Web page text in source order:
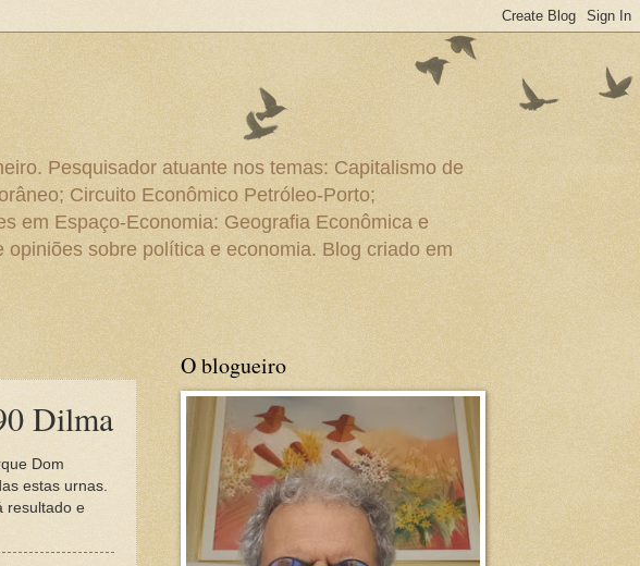
Pesquisador atuante nos temas: Capitalismo de
Circuito Econômico Petróleo-Porto;
em Espaço-Economia: Geografia Econômica e
sobre política e economia. Blog criado em
Dilma
Dom
estas urnas.
resultado e
O blogueiro